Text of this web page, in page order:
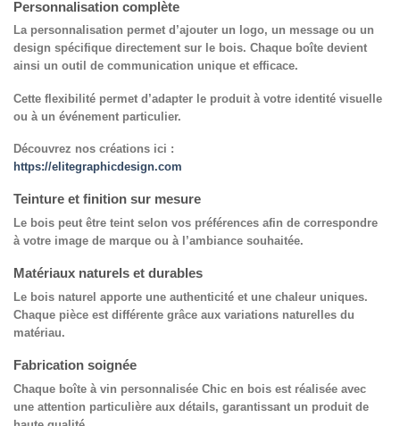
Personnalisation complète
La personnalisation permet d’ajouter un logo, un message ou un
design spécifique directement sur le bois. Chaque boîte devient
ainsi un outil de communication unique et efficace.
Cette flexibilité permet d’adapter le produit à votre identité visuelle
ou à un événement particulier.
Découvrez nos créations ici :
https://elitegraphicdesign.com
Teinture et finition sur mesure
Le bois peut être teint selon vos préférences afin de correspondre
à votre image de marque ou à l’ambiance souhaitée.
Matériaux naturels et durables
Le bois naturel apporte une authenticité et une chaleur uniques.
Chaque pièce est différente grâce aux variations naturelles du
matériau.
Fabrication soignée
Chaque boîte à vin personnalisée Chic en bois est réalisée avec
une attention particulière aux détails, garantissant un produit de